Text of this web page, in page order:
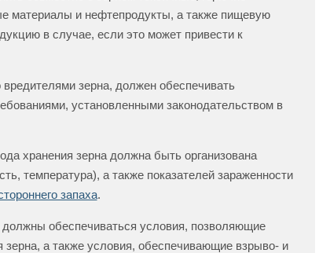
материалы и нефтепродукты, а также пищевую
в случае, если это может привести к
зерна, должен обеспечивать
установленными законодательством в
хранения зерна должна быть организована
температура), а также показателей зараженности
запаха.
обеспечиваться условия, позволяющие
зерна, а также условия, обеспечивающие взрыво- и